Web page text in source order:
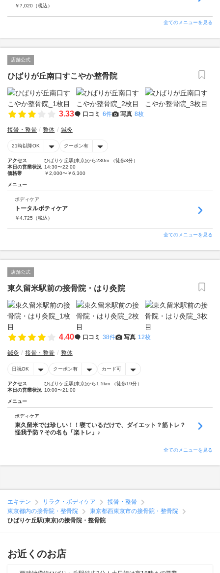
￥7,020 （税込）
全てのメニューを見る
店舗公式
ひばりが丘南口すこやか整骨院
3.33 口コミ 6件 写真 8枚
接骨・整骨 整体 鍼灸
21時以降OK クーポン有
アクセス
ひばりケ丘駅(東京)から230m （徒歩3分）
本日の営業状況 14:30〜22:00
価格帯
￥2,000〜￥6,300
メニュー
ボディケア
トータルボティケア
￥4,725 （税込）
全てのメニューを見る
店舗公式
東久留米駅前の接骨院・はり灸院
4.40 口コミ 38件 写真 12枚
鍼灸 接骨・整骨 整体
日祝OK クーポン有 カード可
アクセス
ひばりケ丘駅(東京)から1.5km （徒歩19分）
本日の営業状況 10:00〜21:00
メニュー
ボディケア
東久留米では珍しい！！寝ているだけで、ダイエット？筋トレ？
怪我予防？その名も「楽トレ」♪
全てのメニューを見る
エキテン リラク・ボディケア
接骨・整骨
東京都内の接骨院・整骨院
東京都西東京市の接骨院・整骨院
ひばりケ丘駅(東京)の接骨院・整骨院
お近くのお店